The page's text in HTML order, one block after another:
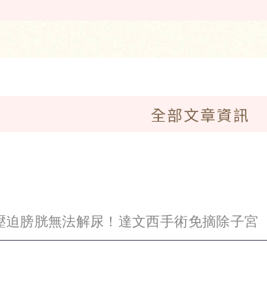
全部文章資訊
膀胱無法解尿！達文西手術免摘除子宮